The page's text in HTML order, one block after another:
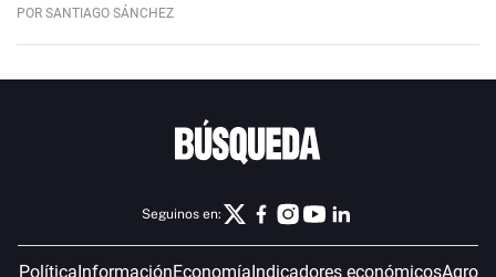
POR SANTIAGO SÁNCHEZ
Seguinos en:
PolíticaInformaciónEconomíaIndicadores económicosAgro